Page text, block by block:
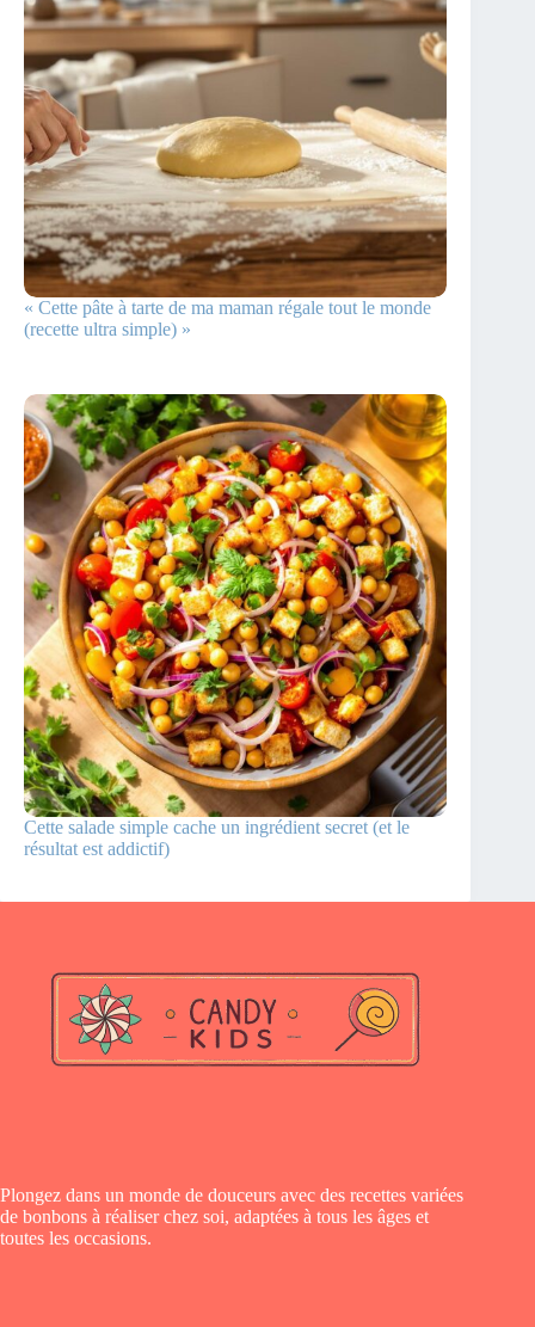
« Cette pâte à tarte de ma maman régale tout le monde
(recette ultra simple) »
Cette salade simple cache un ingrédient secret (et le
résultat est addictif)
Plongez dans un monde de douceurs avec des recettes variées
de bonbons à réaliser chez soi, adaptées à tous les âges et
toutes les occasions.